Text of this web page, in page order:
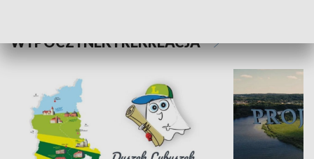
WYPOCZYNEK I REKREACJA